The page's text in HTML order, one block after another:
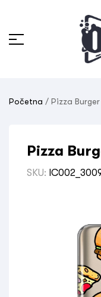
Početna / Pizza
Pizza
SKU: